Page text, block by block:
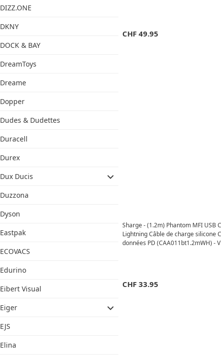
DIZZ.ONE
DKNY
DOCK & BAY
DreamToys
Dreame
Dopper
Dudes & Dudettes
Duracell
Durex
Dux Ducis
Duzzona
Dyson
Eastpak
ECOVACS
Edurino
Eibert Visual
Eiger
EJS
Elina
CHF 49.95
Sharge - (1.2m) Phantom MFI USB
Lightning Câble de charge silicone
données PD (CAA011bt1.2mWH) -
CHF 33.95